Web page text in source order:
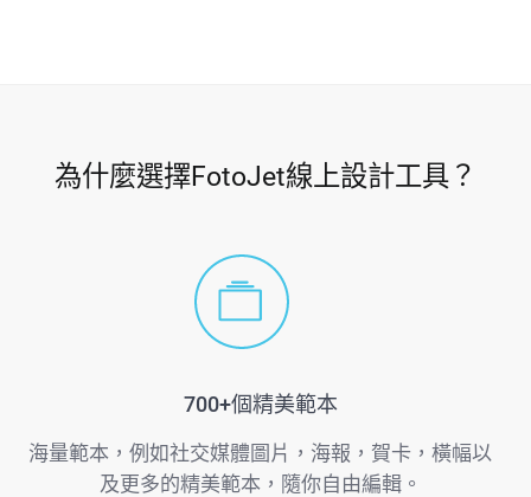
為什麼選擇FotoJet線上設計工具？
700+個精美範本
海量範本，例如社交媒體圖片，海報，賀卡，橫幅以
及更多的精美範本，隨你自由編輯。